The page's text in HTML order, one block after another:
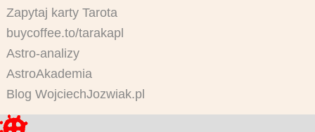
Zapytaj karty Tarota
buycoffee.to/tarakapl
Astro-analizy
AstroAkademia
Blog WojciechJozwiak.pl